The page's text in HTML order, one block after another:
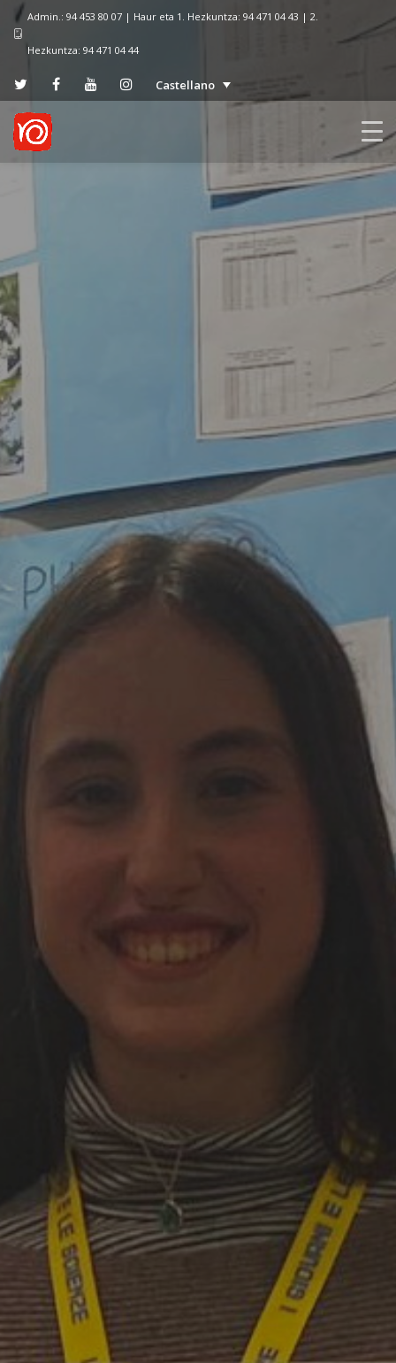
Admin.: 94 453 80 07 | Haur eta 1. Hezkuntza: 94 471 04 43 | 2.
Hezkuntza: 94 471 04 44
Castellano